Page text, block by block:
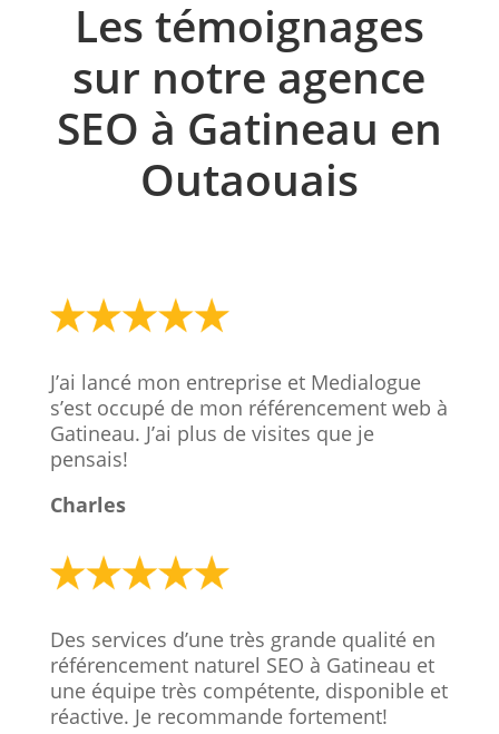
Les témoignages
sur notre agence
SEO à Gatineau en
Outaouais
J’ai lancé mon entreprise et Medialogue
s’est occupé de mon référencement web à
Gatineau. J’ai plus de visites que je
pensais!
Charles
Des services d’une très grande qualité en
référencement naturel SEO à Gatineau et
une équipe très compétente, disponible et
réactive. Je recommande fortement!